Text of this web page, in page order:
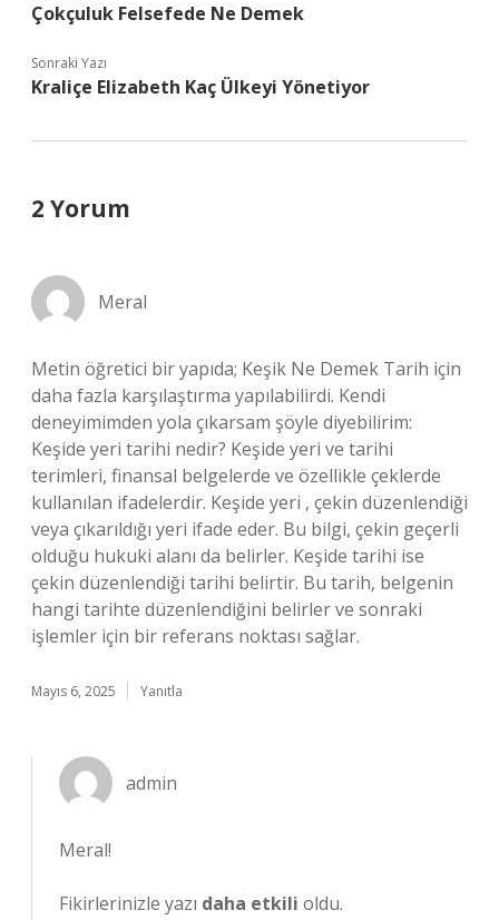
Çokçuluk Felsefede Ne Demek
Sonraki Yazı
Kraliçe Elizabeth Kaç Ülkeyi Yönetiyor
2 Yorum
Meral
Metin öğretici bir yapıda; Keşik Ne Demek Tarih için
daha fazla karşılaştırma yapılabilirdi. Kendi
deneyimimden yola çıkarsam şöyle diyebilirim:
Keşide yeri tarihi nedir? Keşide yeri ve tarihi
terimleri, finansal belgelerde ve özellikle çeklerde
kullanılan ifadelerdir. Keşide yeri , çekin düzenlendiği
veya çıkarıldığı yeri ifade eder. Bu bilgi, çekin geçerli
olduğu hukuki alanı da belirler. Keşide tarihi ise
çekin düzenlendiği tarihi belirtir. Bu tarih, belgenin
hangi tarihte düzenlendiğini belirler ve sonraki
işlemler için bir referans noktası sağlar.
Mayıs 6, 2025 Yanıtla
admin
Meral!
Fikirlerinizle yazı daha etkili oldu.